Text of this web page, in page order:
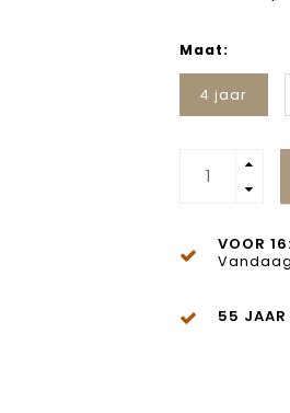
Maat:
4 jaar
VOOR
55 JAAR